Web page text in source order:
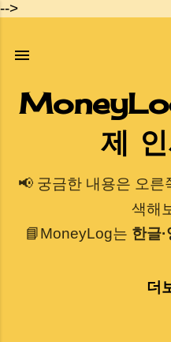
-->
기본 콘텐
제
📢 궁금한 내용은 오른
색해
📘MoneyLog는 한글
더